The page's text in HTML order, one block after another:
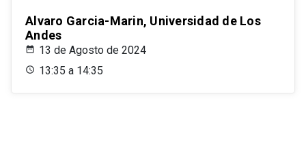
Alvaro Garcia-Marin, Universidad de Los
Andes
13 de Agosto de 2024
13:35 a 14:35